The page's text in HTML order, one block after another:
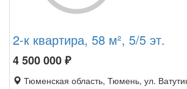
2-к квартира, 58 м², 5/5 эт.
4 500 000₽
Тюменская область, Тюмень, ул.